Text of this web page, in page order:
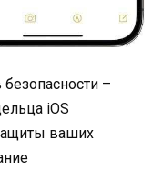
–
iOS
ваших